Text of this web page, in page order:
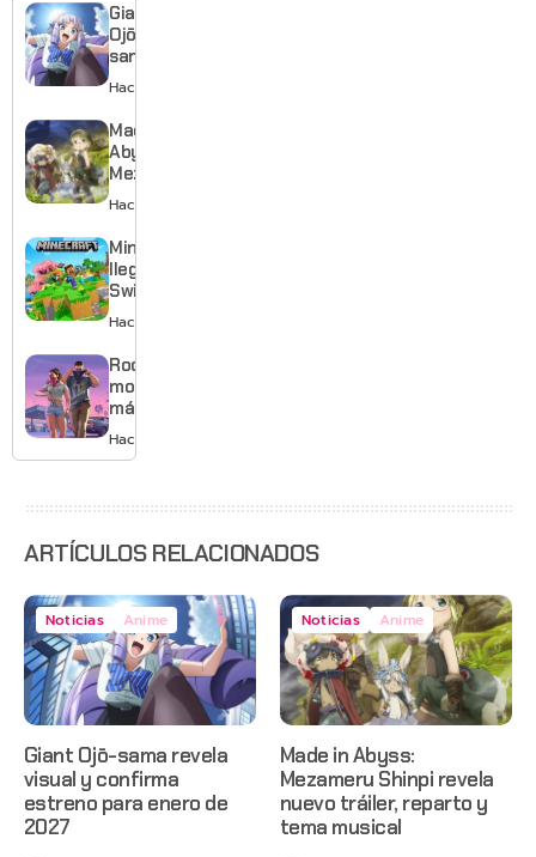
Giant
Ojō-
sama
revela
visual y
confirma
estreno
para
enero de
2027
Hace 1 día
Made in
Abyss:
Mezameru
Shinpi
revela
nuevo
tráiler,
reparto y
tema
musical
Hace 1 día
Minecraft
llega a
Switch 2
con
mejores
gráficos
y mucho
Mario
Hace 2 días
Rockstar
mostrará
más de
GTA 6 en
agosto
Hace 2 días
ARTÍCULOS RELACIONADOS
Noticias Anime
Giant Ojō-sama revela
visual y confirma
estreno para enero de
2027
Noticias Anime
Made in Abyss:
Mezameru Shinpi revela
nuevo tráiler, reparto y
tema musical